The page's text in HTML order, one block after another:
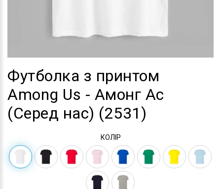
Футболка з принтом
Among Us - Амонг Ас
(Серед нас) (2531)
КОЛІР